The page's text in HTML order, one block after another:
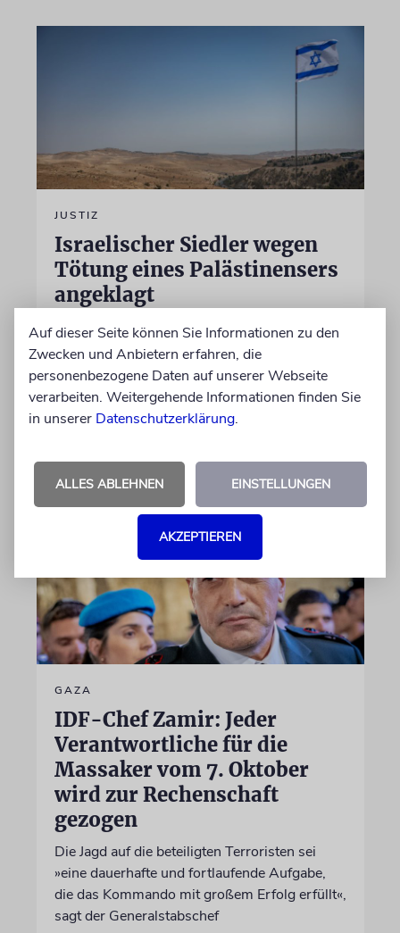
JUSTIZ
Israelischer Siedler wegen
Tötung eines Palästinensers
angeklagt
Der getötete Aktivist setzte sich gegen
Siedlergewalt ein und war an dem Oscar-
prämierten Film »No Other Land« beteiligt.
Jetzt steht der mutmaßliche Täter vor Gericht
GAZA
IDF-Chef Zamir: Jeder
Verantwortliche für die
Massaker vom 7. Oktober
wird zur Rechenschaft
gezogen
Die Jagd auf die beteiligten Terroristen sei
»eine dauerhafte und fortlaufende Aufgabe,
die das Kommando mit großem Erfolg erfüllt«,
sagt der Generalstabschef
Auf dieser Seite können Sie Informationen zu den
Zwecken und Anbietern erfahren, die
personenbezogene Daten auf unserer Webseite
verarbeiten. Weitergehende Informationen finden Sie
in unserer Datenschutzerklärung.
ALLES ABLEHNEN EINSTELLUNGEN
AKZEPTIEREN